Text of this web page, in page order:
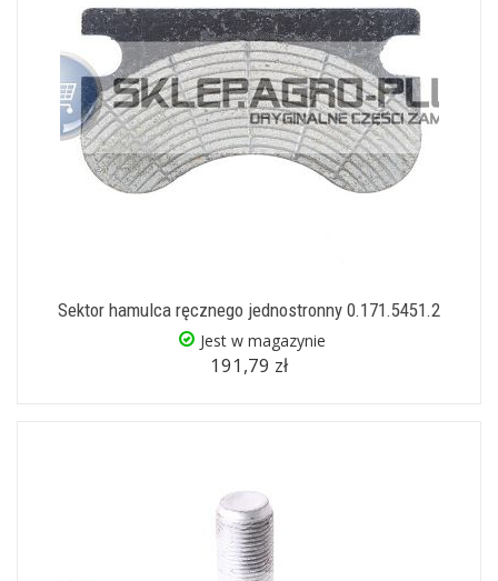
Sektor hamulca ręcznego jednostronny 0.171.5451.2
Jest w magazynie
191,79 zł